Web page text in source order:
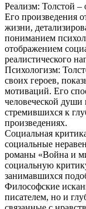
Реализм: Толстой –
Его произведения
жизни,
пониманием
отображением
реалистического
Психологизм:
своих героев,
мотиваций. Его
человеческой души
стремившихся к
произведениях.
Социальная
социальные
романы «Война и
социальную
занимавшихся
Философские
писателем, но и